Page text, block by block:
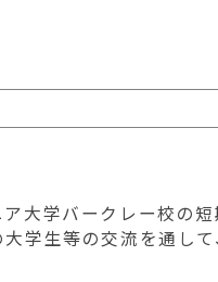
大学バークレー校の
学生等の交流を通し